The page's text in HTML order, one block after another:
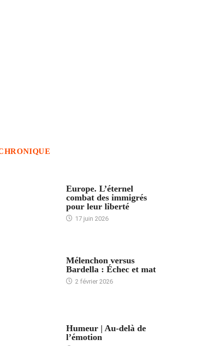
Europe. L’éternel
combat des immigrés
pour leur liberté
17 juin 2026
Mélenchon versus
Bardella : Échec et mat
2 février 2026
Humeur | Au-delà de
l’émotion